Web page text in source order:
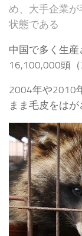
め、大手企業
状態である
中国で多く生
16,100,000頭（
2004年や2010
まま毛皮をはが